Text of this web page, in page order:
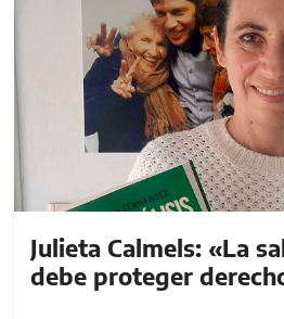
Julieta Calmels: «La
debe proteger